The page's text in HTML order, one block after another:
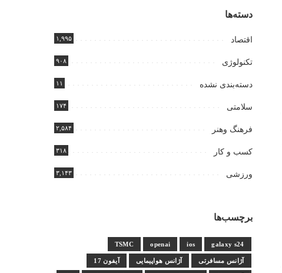
دسته‌ها
اقتصاد ۱,۹۹۵
تکنولوژی ۹۰۸
دسته‌بندی نشده ۱۱
سلامتی ۱۷۴
فرهنگ وهنر ۲,۵۸۴
کسب و کار ۳۱۸
ورزشی ۳,۱۴۳
برچسب‌ها
galaxy s24
ios
openai
TSMC
آژانس مسافرتی آژانس هواپیمایی آیفون 17